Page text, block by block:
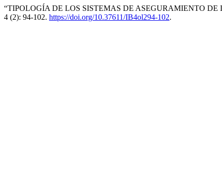
“TIPOLOGÍA DE LOS SISTEMAS DE ASEGURAMIENTO
4 (2): 94-102. https://doi.org/10.37611/IB4ol294-102.